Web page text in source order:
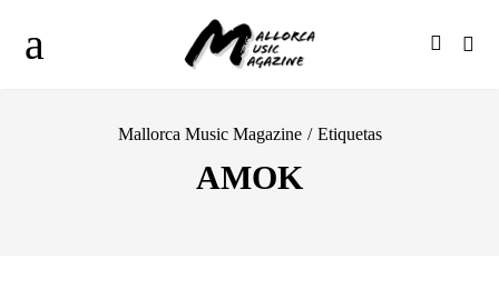
Mallorca Music Magazine / Etiquetas
AMOK